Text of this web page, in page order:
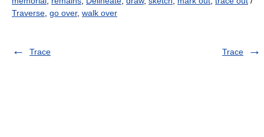
Traverse go over, walk over
Trace Trace